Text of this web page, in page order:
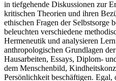
in tiefgehende Diskussionen zur
kritischen Theorien und ihren
ethischen Fragen der Selbstsorge
beleuchten verschiedene
Hermeneutik und analysieren
anthropologischen Grundlagen
Hausarbeiten, Essays, Diplom-
dem Menschenbild,
Persönlichkeit beschäftigen. Egal,